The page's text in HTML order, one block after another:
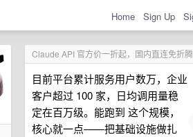
Home Sign Up
Claude API 官方价一折起，国内直连免折腾
目前平台累计服务用户数万，企业
客户超过 100 家，日均调用量稳
定在百万级。能跑到 这个规模，
核心就一点——把基础设施做扎